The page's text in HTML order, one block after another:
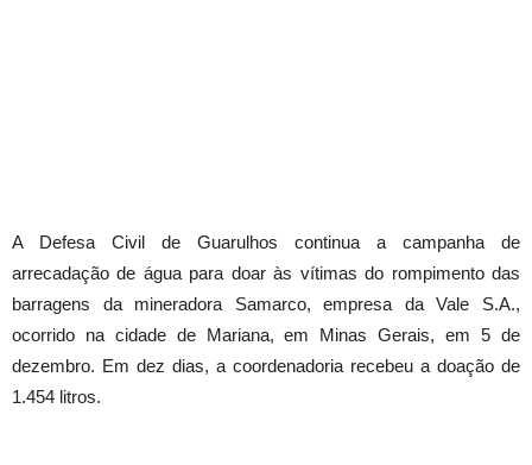
A Defesa Civil de Guarulhos continua a campanha de
arrecadação de água para doar às vítimas do rompimento das
barragens da mineradora Samarco, empresa da Vale S.A.,
ocorrido na cidade de Mariana, em Minas Gerais, em 5 de
dezembro. Em dez dias, a coordenadoria recebeu a doação de
1.454 litros.